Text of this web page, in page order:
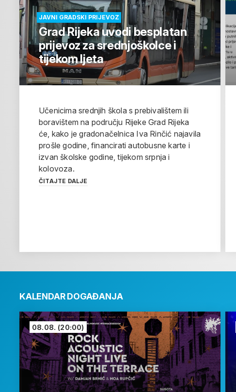
JAVNI GRADSKI PRIJEVOZ
Grad Rijeka uvodi besplatan
prijevoz za srednjoškolce i
tijekom ljeta
Učenicima srednjih škola s prebivalištem ili
boravištem na području Rijeke Grad Rijeka
će, kako je gradonačelnica Iva Rinčić najavila
prošle godine, financirati autobusne karte i
izvan školske godine, tijekom srpnja i
kolovoza.
ČITAJTE DALJE
KALENDAR DOGAĐANJA
08.08. (20:00)